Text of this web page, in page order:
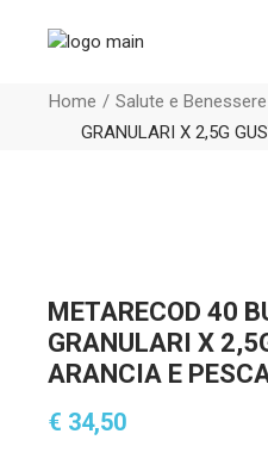
Home Salute e Benessere
GRANULARI X 2,5G
METARECOD 40
GRANULARI X
ARANCIA E
€ 34,50